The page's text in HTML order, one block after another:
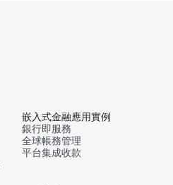
嵌入式金融應用實例
銀行即服務
全球帳務管理
平台集成收款